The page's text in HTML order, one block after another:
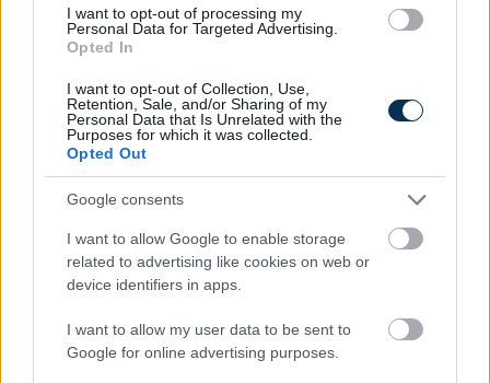
I want to opt-out of processing my
Personal Data for Targeted Advertising.
Opted In
I want to opt-out of Collection, Use,
Retention, Sale, and/or Sharing of my
Personal Data that Is Unrelated with the
Purposes for which it was collected.
Opted Out
Google consents
I want to allow Google to enable storage
related to advertising like cookies on web or
device identifiers in apps.
I want to allow my user data to be sent to
Google for online advertising purposes.
adnak.
A legfőbb előny az olvasó számára egyszerű:
felszerelt vészhelyzeti csomag jelentősen
lerövidítheti a reakcióidőt egy stresszes
helyzetben. Ahelyett, hogy a felszerelsét
keresgélnénk a csomagtartóban, sokkal
gyorsabban megjelölhetjük az autót,
gondoskodhatunk a láthatóságról, és
nyugodtabban mérlegelhetjük a következő
lépést.
Számomra a legfontosabb tanulság az volt,
hogy az autós felszerelés nem akkor számít,